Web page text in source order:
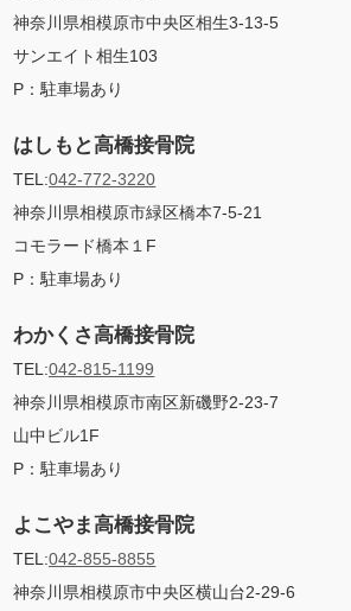
神奈川県相模原市中央区相生3-13-5
サンエイト相生103
P：駐車場あり
はしもと高橋接骨院
TEL:042-772-3220
神奈川県相模原市緑区橋本7-5-21
コモラード橋本１F
P：駐車場あり
わかくさ高橋接骨院
TEL:042-815-1199
神奈川県相模原市南区新磯野2-23-7
山中ビル1F
P：駐車場あり
よこやま高橋接骨院
TEL:042-855-8855
神奈川県相模原市中央区横山台2-29-6